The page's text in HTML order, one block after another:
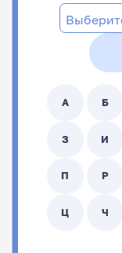
А Б
З И
П Р
Ц Ч